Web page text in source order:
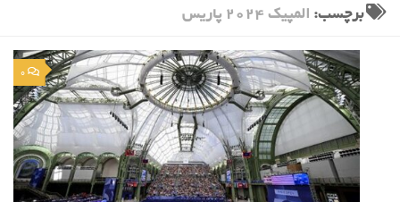
برچسب:المپیک 2024 پاریس
0